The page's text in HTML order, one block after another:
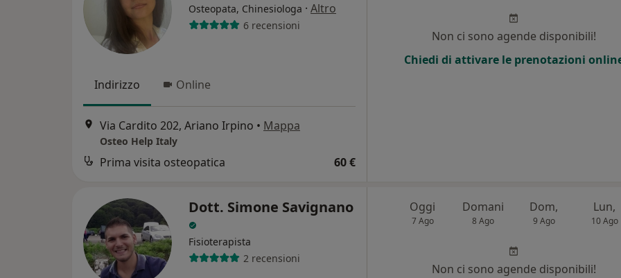
Osteopata, Chinesiologa · Altro
6 recensioni
Indirizzo Online
Via Cardito 202, Ariano Irpino • Mappa
Osteo Help Italy
Prima visita osteopatica 60 €
Non ci sono agende disponibili!
Chiedi di attivare le prenotazioni
Dott. Simone Savignano
Fisioterapista
2 recensioni
Oggi
7 Ago
Domani
8 Ago
Dom,
9 Ago
Lun,
10 Ago
Non ci sono agende disponibili!